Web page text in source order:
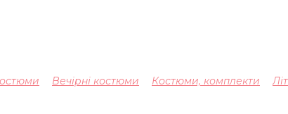
Вечірні костюми Костюми, комплекти